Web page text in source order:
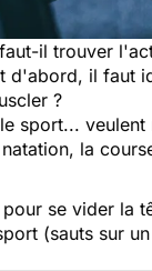
il trouver
d'abord, il faut
?
sport...
la
se vider la
(sauts sur